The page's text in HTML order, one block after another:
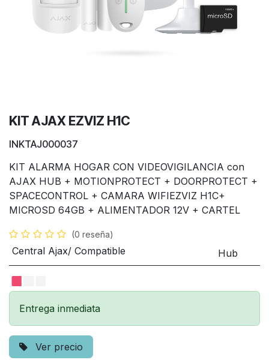
KIT AJAX EZVIZ H1C
INKTAJ000037
KIT ALARMA HOGAR CON VIDEOVIGILANCIA con
AJAX HUB + MOTIONPROTECT + DOORPROTECT +
SPACECONTROL + CAMARA WIFIEZVIZ H1C+
MICROSD 64GB + ALIMENTADOR 12V + CARTEL
(0 reseña)
Central Ajax/ Compatible Hub
Entrega inmediata
Ver precio